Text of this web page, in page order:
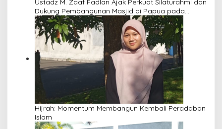
Ustadz M. Zaaf Fadlan Ajak Perkuat Silaturahmi dan
Dukung Pembangunan Masjid di Papua pada
Pengajian Yayasan Alimbas Insan Cita
Hijrah: Momentum Membangun Kembali Peradaban
Islam